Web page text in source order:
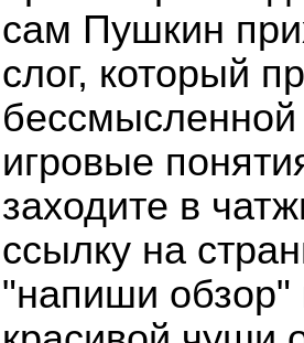
сам Пушкин
слог, который
игровые
заходите в
ссылку на
"напиши обзор"